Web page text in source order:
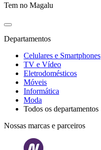
Tem no Magalu
Departamentos
Celulares e Smartphones
TV e Vídeo
Eletrodomésticos
Móveis
Informática
Moda
Todos os departamentos
Nossas marcas e parceiros